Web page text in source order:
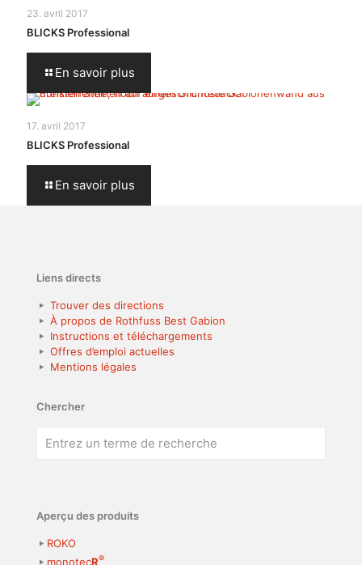
23. avril 2017
BLICKS Professional
En savoir plus
17. avril 2017
BLICKS Professional
En savoir plus
Liens directs
Trouver des directions
À propos de Rothfuss Best Gabion
Instructions et téléchargements
Offres d’emploi actuelles
Mentions légales
Chercher
Aperçu des produits
ROKO
monotecR®